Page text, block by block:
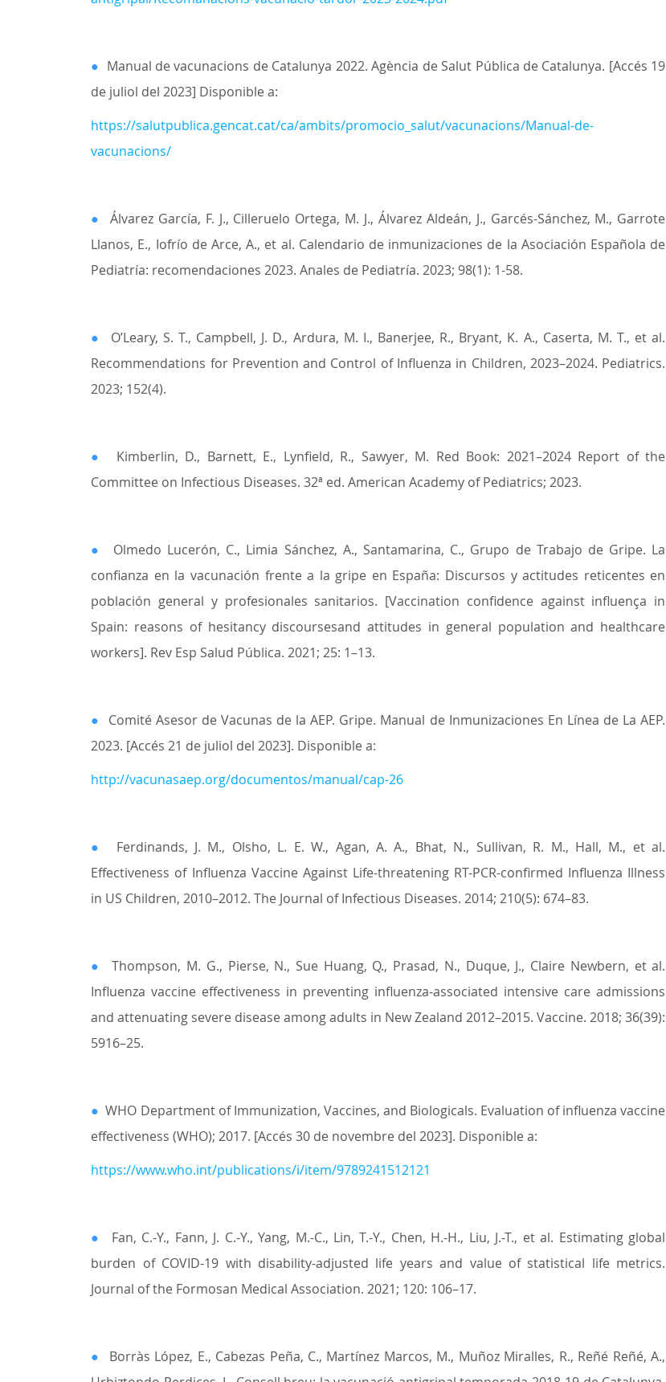
● Manual de vacunacions de Catalunya 2022. Agència de Salut Pública de Catalunya. [Accés 19
de juliol del 2023] Disponible a:
https://salutpublica.gencat.cat/ca/ambits/promocio_salut/vacunacions/Manual-de-
vacunacions/
● Álvarez García, F. J., Cilleruelo Ortega, M. J., Álvarez Aldeán, J., Garcés-Sánchez, M., Garrote
Llanos, E., Iofrío de Arce, A., et al. Calendario de inmunizaciones de la Asociación Española de
Pediatría: recomendaciones 2023. Anales de Pediatría. 2023; 98(1): 1-58.
● O’Leary, S. T., Campbell, J. D., Ardura, M. I., Banerjee, R., Bryant, K. A., Caserta, M. T., et al.
Recommendations for Prevention and Control of Influenza in Children, 2023–2024. Pediatrics.
2023; 152(4).
● Kimberlin, D., Barnett, E., Lynfield, R., Sawyer, M. Red Book: 2021–2024 Report of the
Committee on Infectious Diseases. 32ª ed. American Academy of Pediatrics; 2023.
● Olmedo Lucerón, C., Limia Sánchez, A., Santamarina, C., Grupo de Trabajo de Gripe. La
confianza en la vacunación frente a la gripe en España: Discursos y actitudes reticentes en
población general y profesionales sanitarios. [Vaccination confidence against influença in
Spain: reasons of hesitancy discoursesand attitudes in general population and healthcare
workers]. Rev Esp Salud Pública. 2021; 25: 1–13.
● Comité Asesor de Vacunas de la AEP. Gripe. Manual de Inmunizaciones En Línea de La AEP.
2023. [Accés 21 de juliol del 2023]. Disponible a:
http://vacunasaep.org/documentos/manual/cap-26
● Ferdinands, J. M., Olsho, L. E. W., Agan, A. A., Bhat, N., Sullivan, R. M., Hall, M., et al.
Effectiveness of Influenza Vaccine Against Life-threatening RT-PCR-confirmed Influenza Illness
in US Children, 2010–2012. The Journal of Infectious Diseases. 2014; 210(5): 674–83.
●Thompson, M. G., Pierse, N., Sue Huang, Q., Prasad, N., Duque, J., Claire Newbern, et al.
Influenza vaccine effectiveness in preventing influenza-associated intensive care admissions
and attenuating severe disease among adults in New Zealand 2012–2015. Vaccine. 2018; 36(39):
5916–25.
●WHO Department of Immunization, Vaccines, and Biologicals. Evaluation of influenza vaccine
effectiveness (WHO); 2017. [Accés 30 de novembre del 2023]. Disponible a:
https://www.who.int/publications/i/item/9789241512121
● Fan, C.-Y., Fann, J. C.-Y., Yang, M.-C., Lin, T.-Y., Chen, H.-H., Liu, J.-T., et al. Estimating global
burden of COVID-19 with disability-adjusted life years and value of statistical life metrics.
Journal of the Formosan Medical Association. 2021; 120: 106–17.
● Borràs López, E., Cabezas Peña, C., Martínez Marcos, M., Muñoz Miralles, R., Reñé Reñé, A.,